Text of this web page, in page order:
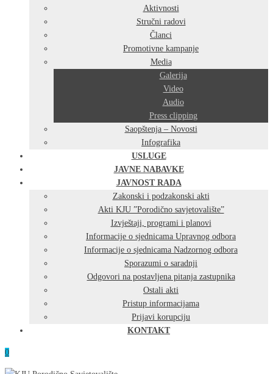
Aktivnosti
Stručni radovi
Članci
Promotivne kampanje
Media
Galerija
Video
Audio
Press clipping
Saopštenja – Novosti
Infografika
USLUGE
JAVNE NABAVKE
JAVNOST RADA
Zakonski i podzakonski akti
Akti KJU ”Porodično savjetovalište”
Izvještaji, programi i planovi
Informacije o sjednicama Upravnog odbora
Informacije o sjednicama Nadzornog odbora
Sporazumi o saradnji
Odgovori na postavljena pitanja zastupnika
Ostali akti
Pristup informacijama
Prijavi korupciju
KONTAKT
0